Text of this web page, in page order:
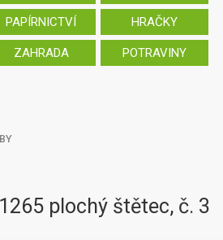
PAPÍRNICTVÍ HRAČKY
ZAHRADA POTRAVINY
plochý štětec, č. 3